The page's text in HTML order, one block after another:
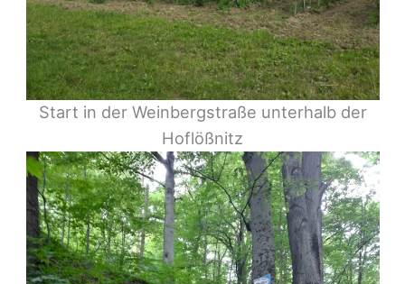
Start in der Weinbergstraße unterhalb der
Hoflößnitz